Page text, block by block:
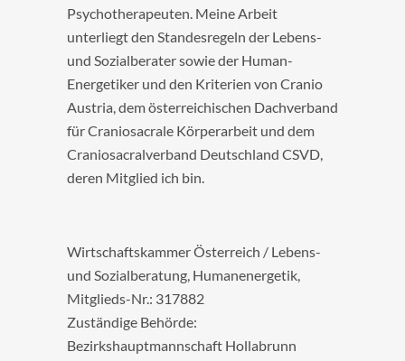
Psychotherapeuten. Meine Arbeit
unterliegt den Standesregeln der Lebens-
und Sozialberater sowie der Human-
Energetiker und den Kriterien von Cranio
Austria, dem österreichischen Dachverband
für Craniosacrale Körperarbeit und dem
Craniosacralverband Deutschland CSVD,
deren Mitglied ich bin.
Wirtschaftskammer Österreich / Lebens-
und Sozialberatung, Humanenergetik,
Mitglieds-Nr.: 317882
Zuständige Behörde:
Bezirkshauptmannschaft Hollabrunn